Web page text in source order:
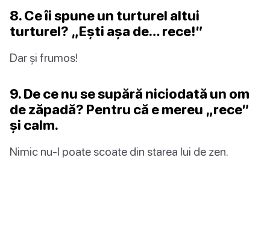
8. Ce îi spune un turturel altui
turturel? „Ești așa de… rece!”
Dar și frumos!
9. De ce nu se supără niciodată un om
de zăpadă? Pentru că e mereu „rece”
și calm.
Nimic nu-l poate scoate din starea lui de zen.